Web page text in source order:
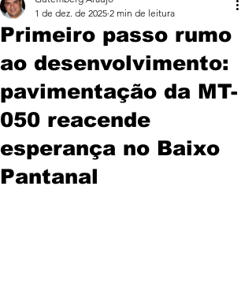
Primeiro passo rumo
ao desenvolvimento:
pavimentação da MT-
050 reacende
esperança no Baixo
Pantanal
1 de dez. de 2025 2 min de leitura